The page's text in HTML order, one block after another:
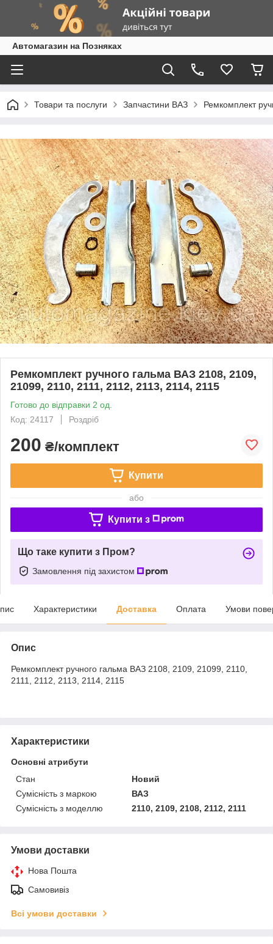
Автомагазин на Позняках
Товари та послуги Запчастини ВАЗ Ремкомплект
Ремкомплект ручного гальма ВАЗ 2108, 2109,
21099, 2110, 2111, 2112, 2113, 2114, 2115
Готово до відправки 2 од.
Код: 24117
Роздріб
200 ₴/комплект
Купити
або
Купити з
Що таке купити з Пром?
Замовлення під захистом
Характеристики Доставка Оплата Умови
Опис
Ремкомплект ручного гальма ВАЗ 2108, 2109, 21099, 2110,
2111, 2112, 2113, 2114, 2115
Характеристики
Основні атрибути
Стан
Новий
Сумісність з маркою
ВАЗ
Сумісність з моделлю
2110, 2109, 2108, 2112, 2111
Умови доставки
Нова Пошта
Самовивіз
Всі умови доставки